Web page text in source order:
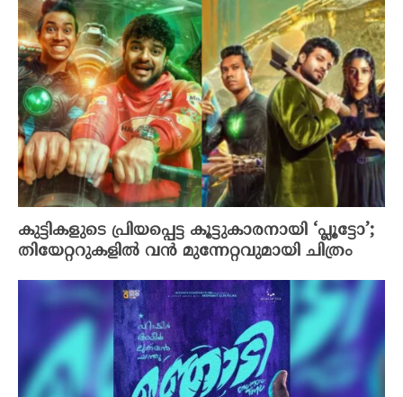
കുട്ടികളുടെ പ്രിയപ്പെട്ട കൂട്ടുകാരനായി ‘പ്ലൂട്ടോ’;
തിയേറ്ററുകളിൽ വൻ മുന്നേറ്റവുമായി ചിത്രം